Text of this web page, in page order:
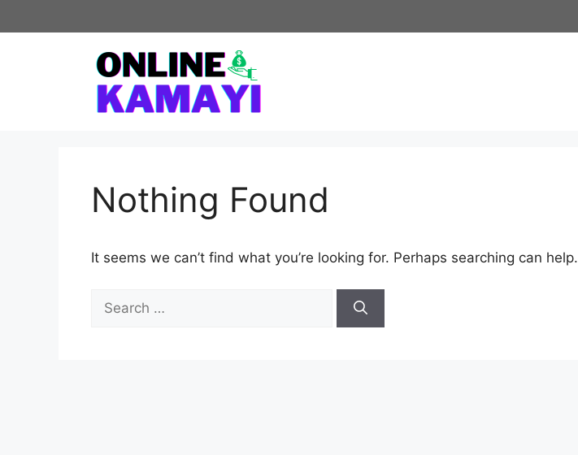
to
Nothing Found
It seems we can’t find what you’re looking for. Perhaps searching can help.
for: